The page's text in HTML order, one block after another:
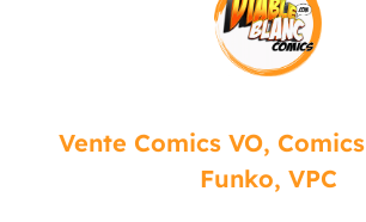
Vente Comics VO,
Funko, VPC